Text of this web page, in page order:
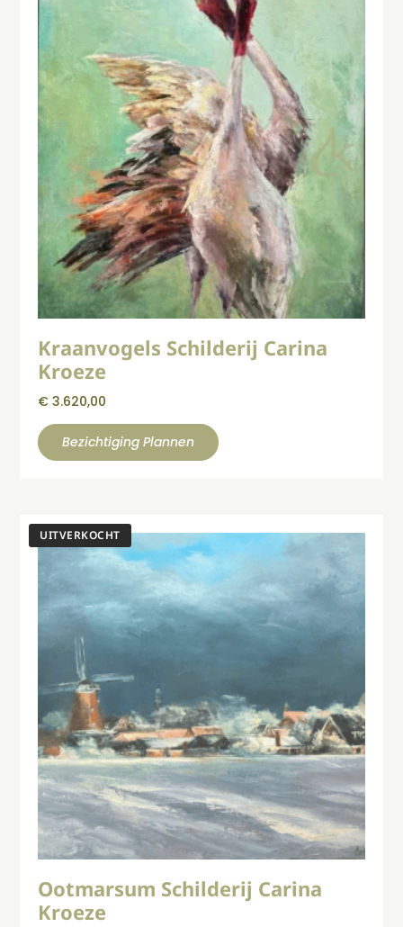
Kraanvogels Schilderij Carina
Kroeze
€ 3.620,00
Bezichtiging Plannen
Ootmarsum Schilderij Carina
Kroeze